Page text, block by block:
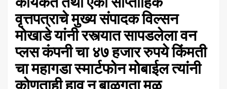
वृत्तपत्राचे मुख्य संपादक विल्सन
मोखाडे यांनी रस्त्यात सापडलेला वन
प्लस कंपनी चा ४७ हजार रुपये किंमती
चा महागडा स्मार्टफोन मोबाईल त्यांनी
कोणताही हाव न बाळगता मूळ